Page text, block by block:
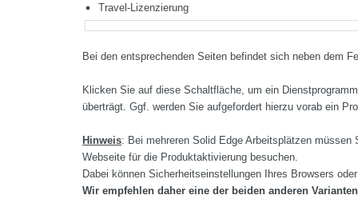
Travel-Lizenzierung
Bei den entsprechenden Seiten befindet sich neben dem
Klicken Sie auf diese Schaltfläche, um ein
überträgt. Ggf. werden Sie aufgefordert hierzu vorab ein
Hinweis: Bei mehreren Solid Edge Arbeitsplätzen
Webseite für die Produktaktivierung besuchen.
Dabei können Sicherheitseinstellungen Ihres Browsers
Wir empfehlen daher eine der beiden anderen